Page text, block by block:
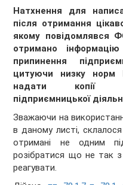
Натхнення для
після отримання
якому повідомлявся
отримано
припинення
цитуючи низку норм
надати копії
підприємницької
Зважаючи на
в даному листі,
отримані не одним
розібратися що не так
реагувати.